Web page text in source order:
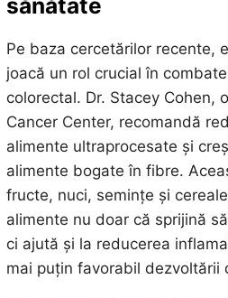
Pe baza cercetărilor recente,
joacă un rol crucial în
colorectal. Dr. Stacey Cohen,
Cancer Center, recomandă
alimente ultraprocesate și
alimente bogate în fibre.
fructe, nuci, semințe și
alimente nu doar că sprijină
ci ajută și la reducerea
mai puțin favorabil dezvoltării